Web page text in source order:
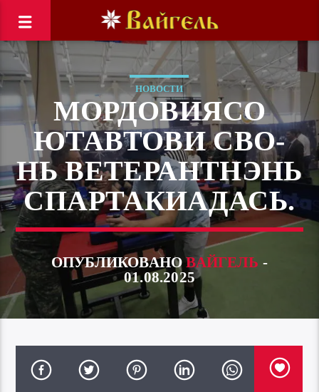
НОВОСТИ
МОРДОВИЯСО
ЮТАВТОВИ СВО-
НЬ ВЕТЕРАНТНЭНЬ
СПАРТАКИАДАСЬ.
ОПУБЛИКОВАНОВАЙГЕЛЬ -
01.08.2025